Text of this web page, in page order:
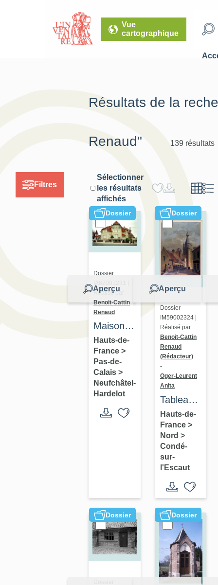
Vue
cartographique
Filtres
Résultats de la
Renaud" 139 résultats
Sélectionner
les résultats
affichés
Dossier
Aperçu
Dossier
Réalisé par
Benoit-Cattin
Renaud
Maison
dite Villa
Les
Bernaoux
Hauts-de-
France >
Pas-de-
Calais >
Neufchâtel-
Hardelot
Dossier
Aperçu
Dossier
IM59002324 |
Réalisé par
Benoit-Cattin
Renaud
(Rédacteur)
-
Oger-Leurent
Anita
Tableau :
La Rue
Clairon et
le clocher
de
l'église
Hauts-de-
France >
Nord >
Condé-
sur-
l'Escaut
Dossier Dossier